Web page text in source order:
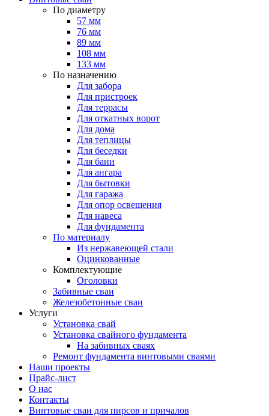
По диаметру
57 мм
76 мм
89 мм
108 мм
133 мм
По назначению
Для забора
Для пристроек
Для террасы
Для откатных ворот
Для дома
Для теплицы
Для беседки
Для бани
Для ангара
Для бытовки
Для гаража
Для опор освещения
Для навеса
Для фундамента
По материалу
Из нержавеющей стали
Оцинкованные
Комплектующие
Оголовки
Забивные сваи
Железобетонные сваи
Услуги
Установка свай
Установка свайного фундамента
На забивных сваях
Ремонт фундамента винтовыми сваями
Наши проекты
Прайс-лист
О нас
Контакты
Винтовые сваи для пирсов и причалов